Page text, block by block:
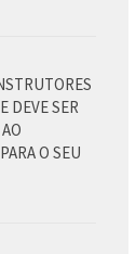
DEVE SER
O SEU